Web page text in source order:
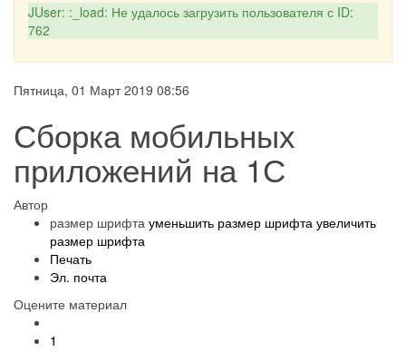
JUser: :_load: Не удалось загрузить пользователя с ID:
762
Пятница, 01 Март 2019 08:56
Сборка мобильных
приложений на 1С
Автор
размер шрифта уменьшить размер шрифта увеличить
размер шрифта
Печать
Эл. почта
Оцените материал
1